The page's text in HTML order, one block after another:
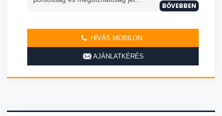
BŐVEBBEN
HÍVÁS MOBILON
AJÁNLATKÉRÉS